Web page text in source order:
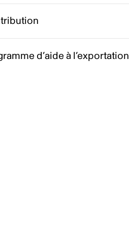
d’aide à l’exportation